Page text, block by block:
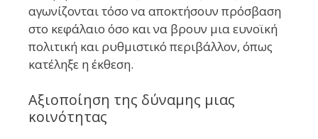
αγωνίζονται τόσο να αποκτήσουν πρόσβαση
στο κεφάλαιο όσο και να βρουν μια ευνοϊκή
πολιτική και ρυθμιστικό περιβάλλον, όπως
κατέληξε η έκθεση.
Αξιοποίηση της δύναμης μιας
κοινότητας